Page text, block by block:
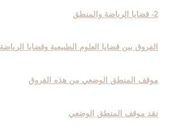
2- قضايا الرياضة والمنطق
الفروق بين قضايا العلوم الطبيعية وقضايا
موقف المنطق الوضعي من هذه الفروق
نقد موقف المنطق الوضعي